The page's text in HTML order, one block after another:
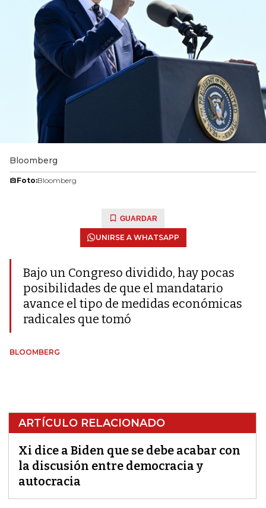
Bloomberg
Foto:Bloomberg
GUARDAR
UNIRSE A WHATSAPP
Bajo un Congreso dividido, hay pocas
posibilidades de que el mandatario
avance el tipo de medidas económicas
radicales que tomó
BLOOMBERG
ARTÍCULO RELACIONADO
Xi dice a Biden que se debe acabar con
la discusión entre democracia y
autocracia